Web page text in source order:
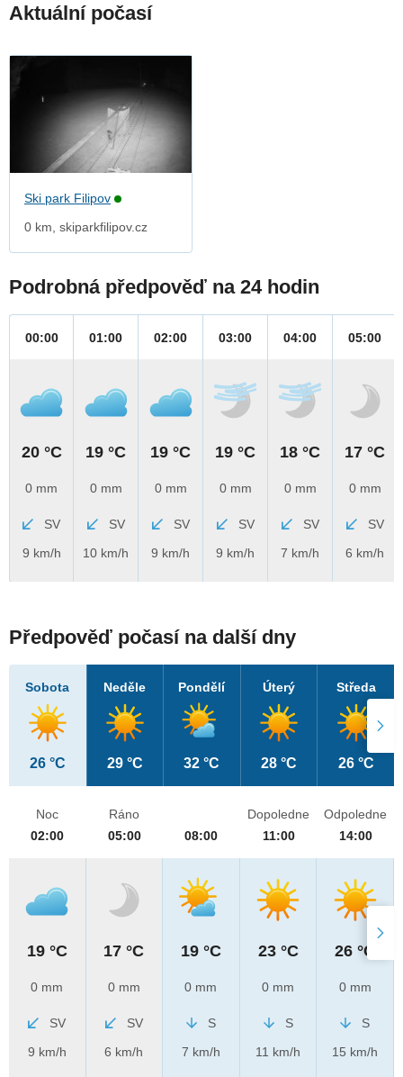
Aktuální počasí
Ski park Filipov
0 km, skiparkfilipov.cz
Podrobná předpověď na 24 hodin
00:00
20 °C
0 mm
SV
9 km/h
01:00
19 °C
0 mm
SV
10 km/h
02:00
19 °C
0 mm
SV
9 km/h
03:00
19 °C
0 mm
SV
9 km/h
04:00
18 °C
0 mm
SV
7 km/h
05:00
17 °C
0 mm
SV
6 km/h
Předpověď počasí na další dny
Sobota
26 °C
Neděle
29 °C
Pondělí
32 °C
Úterý
28 °C
Středa
26 °C
Noc
02:00
19 °C
0 mm
SV
9 km/h
Ráno
05:00
17 °C
0 mm
SV
6 km/h
08:00
19 °C
0 mm
S
7 km/h
Dopoledne
11:00
23 °C
0 mm
S
11 km/h
Odpoledne
14:00
26 °C
0 mm
S
15 km/h